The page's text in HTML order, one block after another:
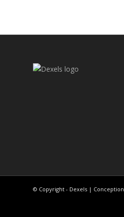
© Copyright - Dexels | Conception